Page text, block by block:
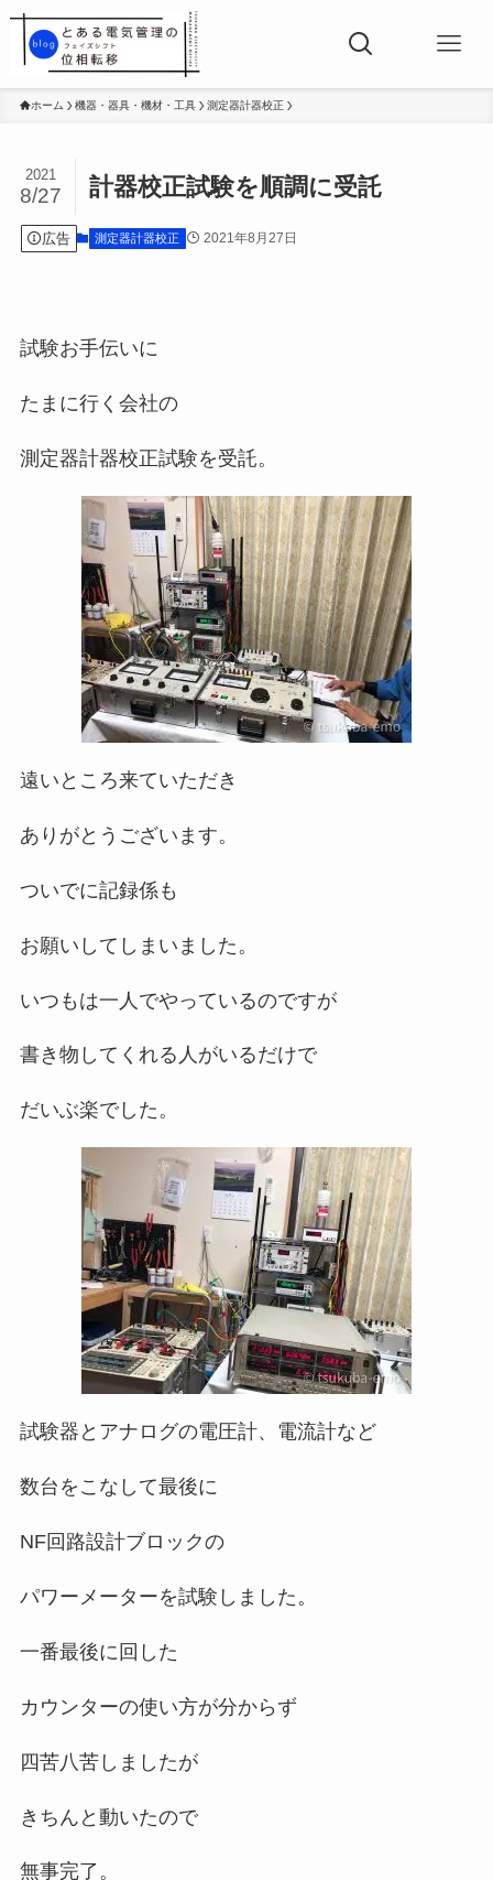
ホーム 機器・器具・機材・工具 測定器計器校正
計器校正試験を順調に受託
2021
8/27
広告 測定器計器校正 2021年8月27日
試験お手伝いに
たまに行く会社の
測定器計器校正試験を受託。
遠いところ来ていただき
ありがとうございます。
ついでに記録係も
お願いしてしまいました。
いつもは一人でやっているのですが
書き物してくれる人がいるだけで
だいぶ楽でした。
試験器とアナログの電圧計、電流計など
数台をこなして最後に
NF回路設計ブロックの
パワーメーターを試験しました。
一番最後に回した
カウンターの使い方が分からず
四苦八苦しましたが
きちんと動いたので
無事完了。